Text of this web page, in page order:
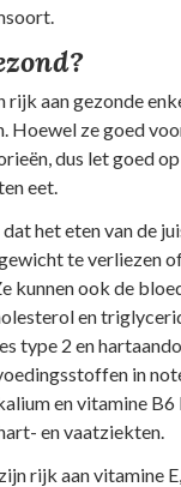
rijk aan gezonde
Hoewel ze goed
dus let goed
eet.
het eten van de
te verliezen
kunnen ook de
en
type 2 en
in
en vitamine
en vaatziekten.
rijk aan vitamine